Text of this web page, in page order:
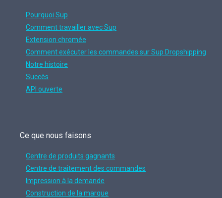
Pourquoi Sup
Comment travailler avec Sup
Extension chromée
Comment exécuter les commandes sur Sup Dropshipping
Notre histoire
Succès
API ouverte
Ce que nous faisons
Centre de produits gagnants
Centre de traitement des commandes
Impression à la demande
Construction de la marque